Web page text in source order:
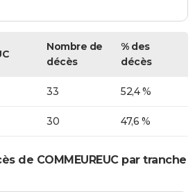
Nombre de
décès
% des
décès
33 52,4 %
30 47,6 %
de COMMEUREUC par tranche